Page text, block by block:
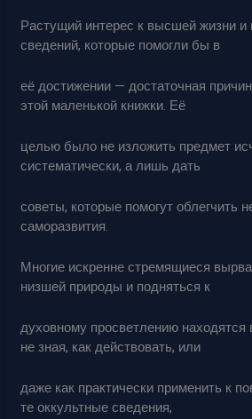
Растущий интерес к высшей жизни и
сведений, которые помогли бы в
её достижении — достаточная
этой маленькой книжки. Её
целью было не изложить предмет
систематически, а лишь дать
советы, которые помогут облегчить
саморазвития.
Многие искренне стремящиеся
низшей природы и подняться к
духовному просветлению находятся
не зная, как действовать, или
даже как практически применить к
те оккультные сведения,